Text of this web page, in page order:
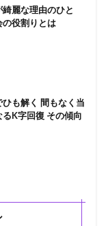
綺麗な理由のひと
役割りとは
ひも解く 間もなく当
K字回復 その傾向